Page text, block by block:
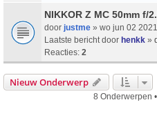
NIKKOR Z MC 50mm f/
door justme » wo jun 02
Laatste bericht door henkk »
Reacties: 2
Nieuw Onderwerp
8 Onderwerpen